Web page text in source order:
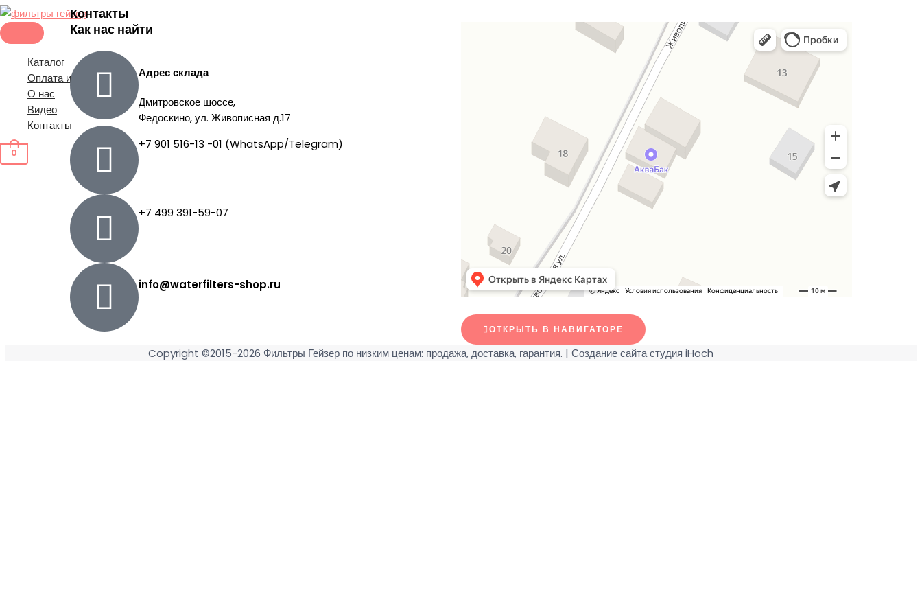
Перейти
к
содержимому
ГЛАВНОЕ
МЕНЮ
Каталог
Оплата и доставка
О нас
Видео
Контакты
0
Контакты
Как нас найти
Адрес склада
Дмитровское шоссе,
Федоскино, ул. Живописная д.17
+7 901 516-13 -01 (WhatsApp/Telegram)
+7 499 391-59-07
info@waterfilters-shop.ru
ОТКРЫТЬ В НАВИГАТОРЕ
Copyright ©2015-2026 Фильтры Гейзер по низким ценам: продажа, доставка, гарантия. | Создание сайта студия iHoch